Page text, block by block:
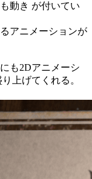
動き が付いてい
アニメーションが
も2Dアニメーシ
上げてくれる。